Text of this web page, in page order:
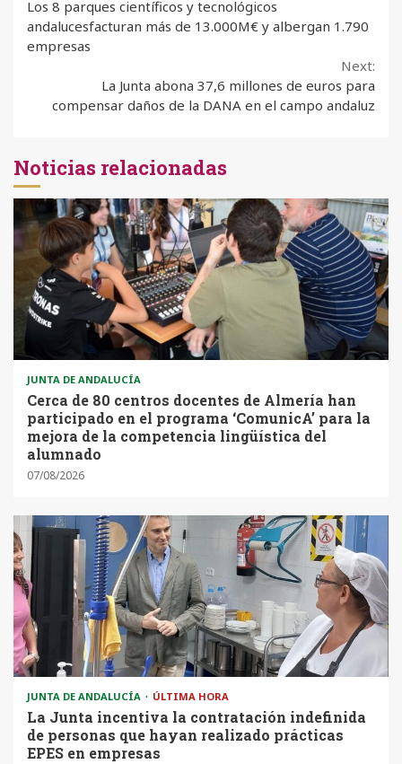
Reading
Los 8 parques científicos y tecnológicos
andalucesfacturan más de 13.000M€ y albergan 1.790
empresas
Next:
La Junta abona 37,6 millones de euros para
compensar daños de la DANA en el campo andaluz
Noticias relacionadas
JUNTA DE ANDALUCÍA
Cerca de 80 centros docentes de Almería han
participado en el programa ‘ComunicA’ para la
mejora de la competencia lingüística del
alumnado
07/08/2026
JUNTA DE ANDALUCÍA ÚLTIMA HORA
La Junta incentiva la contratación indefinida
de personas que hayan realizado prácticas
EPES en empresas